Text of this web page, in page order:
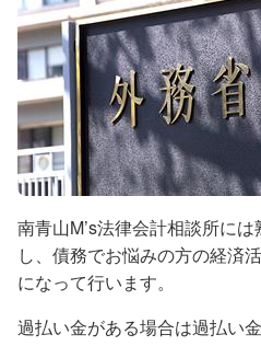
南青山M’s法律会計相談所に
し、債務でお悩みの方の経済
になって行います。
過払い金がある場合は過払い